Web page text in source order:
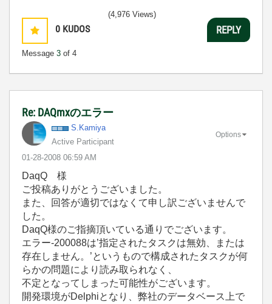
0 KUDOS
Message 3 of 4
(4,976 Views)
REPLY
Re: DAQmxのエラー
S.Kamiya
Active Participant
‎01-28-2008 06:59 AM
Options
DaqQ 様
ご投稿ありがとうございました。
また、回答が適切ではなくて申し訳ございませんで
した。
DaqQ様のご指摘頂いている通りでございます。
エラー-200088は’指定されたタスクは無効、または
存在しません。’というもので構成されたタスクが何
らかの問題により読み取られなく、
不定となってしまった可能性がございます。
開発環境がDelphiとなり、弊社のデータベース上で